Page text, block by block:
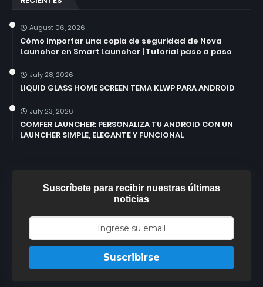
August 06, 2026
Cómo importar una copia de seguridad de Nova
Launcher en Smart Launcher | Tutorial paso a paso
July 28, 2026
LIQUID GLASS HOME SCREEN TEMA KLWP PARA ANDROID
July 23, 2026
COMFER LAUNCHER: PERSONALIZA TU ANDROID CON UN
LAUNCHER SIMPLE, ELEGANTE Y FUNCIONAL
Suscríbete para recibir nuestras últimas
noticias
Suscribirse